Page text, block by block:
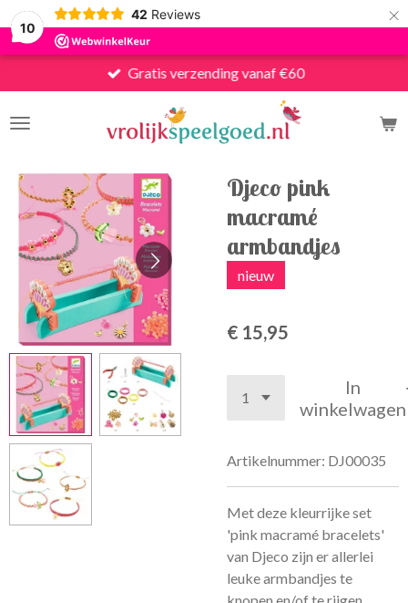
10
42 Reviews ×
Gratis verzending vanaf €60
Djeco pink
macramé
armbandjes
nieuw
€ 15,95
In
winkelwagen
Artikelnummer: DJ00035
Met deze kleurrijke set
'pink macramé bracelets'
van Djeco zijn er allerlei
leuke armbandjes te